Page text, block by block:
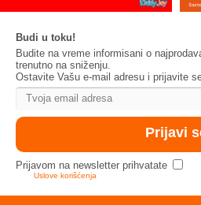
Budi u toku!
Budite na vreme informisani o
trenutno na sniženju.
Ostavite Vašu e-mail adresu i prijavite
Prijavom na newsletter prihvatate
Uslove korišćenja